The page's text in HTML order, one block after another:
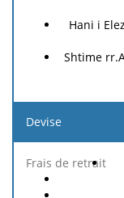
Hani i
Shtime